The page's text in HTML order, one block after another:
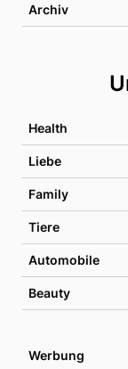
Archiv
Health
Liebe
Family
Tiere
Automobile
Beauty
Werbung